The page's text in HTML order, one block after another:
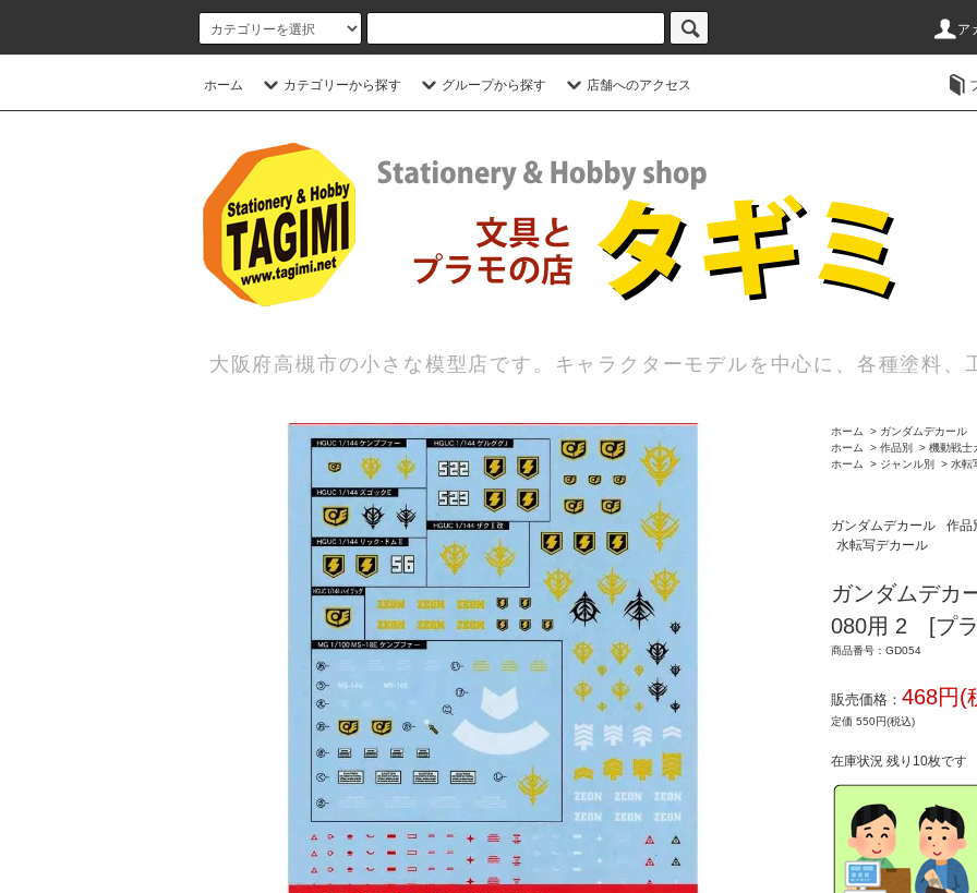
ア
ホーム カテゴリーから探す グループから探す 店舗へのアクセス
大阪府高槻市の小さな模型店です。キャラクターモデルを中心に、各種塗料、
ホーム > ガンダムデカール
ホーム
> 作品別 > 機動戦士
ホーム
> ジャンル別 > 水転
ガンダムデカール 作品
水転写デカール
ガンダムデカ
080用 2 [プ
商品番号：GD054
販売価格： 468円(
定価 550円(税込)
在庫状況 残り10枚です